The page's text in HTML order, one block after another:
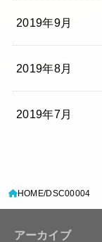
2019年9月
2019年8月
2019年7月
HOME DSC00004
アーカイブ